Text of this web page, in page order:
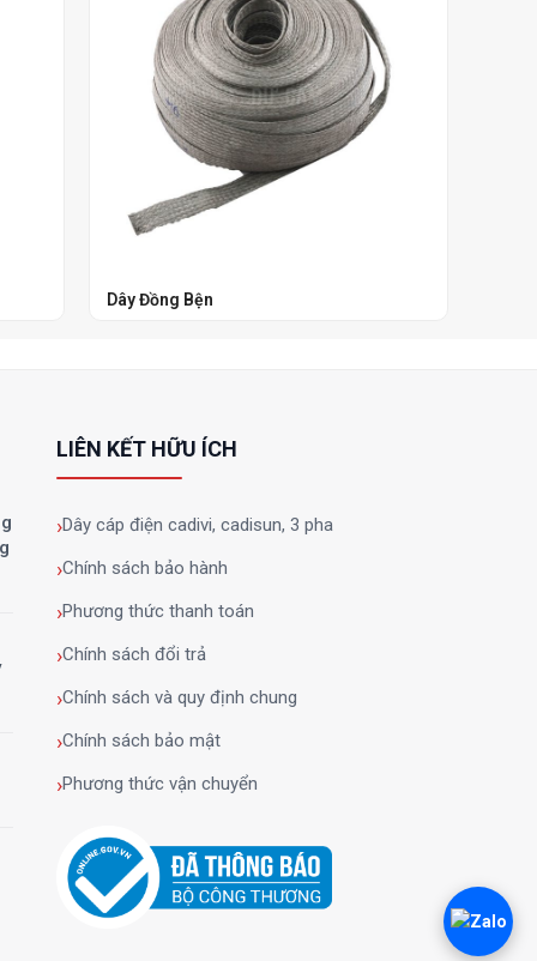
Dây Đồng Bện
LIÊN KẾT HỮU ÍCH
Dây cáp điện cadivi, cadisun, 3 pha
Chính sách bảo hành
Phương thức thanh toán
Chính sách đổi trả
Chính sách và quy định chung
Chính sách bảo mật
Phương thức vận chuyển